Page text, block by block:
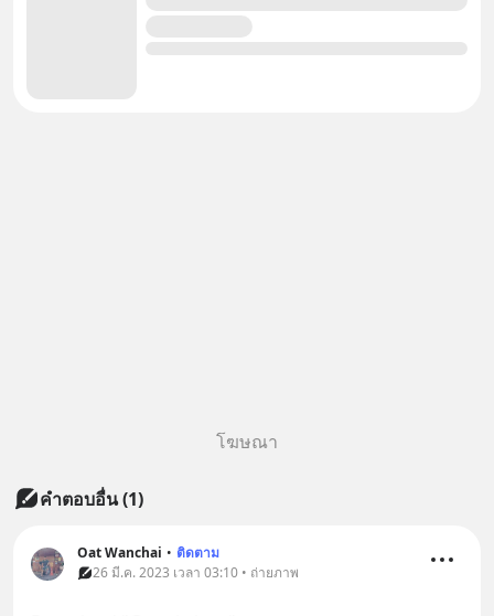
โฆษณา
คำตอบอื่น(1)
Oat Wanchai • ติดตาม
26 มี.ค. 2023 เวลา 03:10 • ถ่ายภาพ